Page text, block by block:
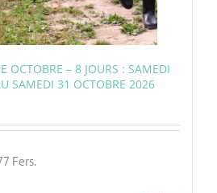
OCTOBRE – 8 JOURS : SAMEDI
SAMEDI 31 OCTOBRE 2026
Fers.